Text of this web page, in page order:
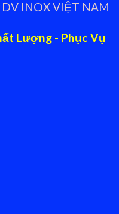
INOX VIỆT NAM
Lượng - Phục Vụ